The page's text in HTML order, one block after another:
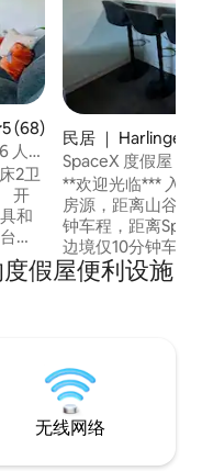
均评分 5 分（满分 5 分）
5 (68)
人*
2卫
开
和
制。
位
旅
民居 ｜ Harlingen
SpaceX 度假屋
**欢迎光临*** 入住我们以SpaceX为主题的
房源，距离山谷国
钟车程，距离
边境仅10分钟车程
生间、设备齐全的
和带围栏的后院。
洁：$20/小时。请
订状态。
假屋便利设施
无线网络